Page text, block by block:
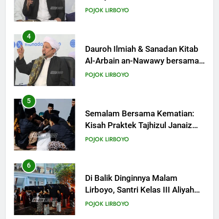
Ahlusunnah dalam
POJOK LIRBOYO
4
Dauroh Ilmiah & Sanadan Kitab
Al-Arbain an-Nawawy bersama
As-Syaikh Dr. Yasir Al-Adny
POJOK LIRBOYO
5
Semalam Bersama Kematian:
Kisah Praktek Tajhizul Janaiz
Siswa III Aliyah
POJOK LIRBOYO
6
Di Balik Dinginnya Malam
Lirboyo, Santri Kelas III Aliyah
Belajar Praktik Tajhizul Janaiz
POJOK LIRBOYO